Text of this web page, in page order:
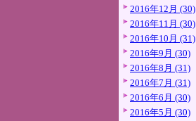
2016年12月 (30)
2016年11月 (30)
2016年10月 (31)
2016年9月 (30)
2016年8月 (31)
2016年7月 (31)
2016年6月 (30)
2016年5月 (30)